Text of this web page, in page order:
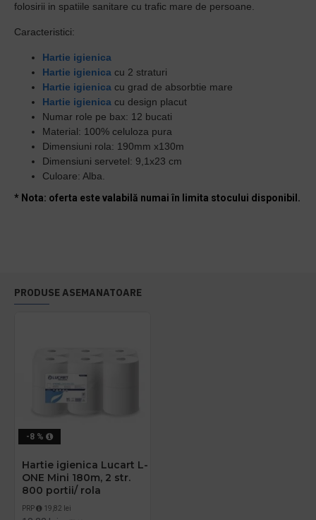
folosirii in spatiile sanitare cu trafic mare de persoane.
Caracteristici:
Hartie igienica
Hartie igienica cu 2 straturi
Hartie igienica cu grad de absorbtie mare
Hartie igienica cu design placut
Numar role pe bax: 12 bucati
Material: 100% celuloza pura
Dimensiuni rola: 190mm x130m
Dimensiuni servetel: 9,1x23 cm
Culoare: Alba.
* Nota: oferta este valabilă numai în limita stocului disponibil.
PRODUSE ASEMANATOARE
-8 %
Hartie igienica Lucart L-
ONE Mini 180m, 2 str.
800 portii/ rola
PRP 19,82 lei